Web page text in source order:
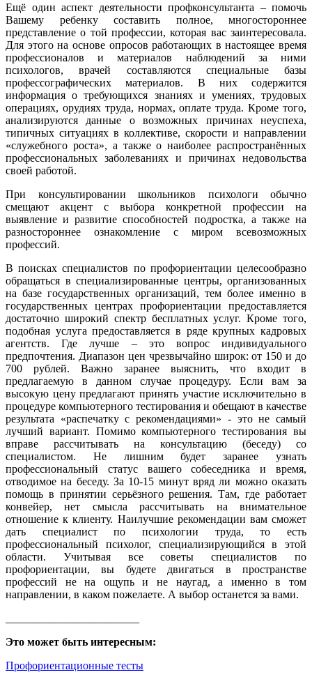
Ещё один аспект деятельности профконсультанта – помочь
Вашему ребенку составить полное, многостороннее
представление о той профессии, которая вас заинтересовала.
Для этого на основе опросов работающих в настоящее время
профессионалов и материалов наблюдений за ними
психологов, врачей составляются специальные базы
профессографических материалов. В них содержится
информация о требующихся знаниях и умениях, трудовых
операциях, орудиях труда, нормах, оплате труда. Кроме того,
анализируются данные о возможных причинах неуспеха,
типичных ситуациях в коллективе, скорости и направлении
«служебного роста», а также о наиболее распространённых
профессиональных заболеваниях и причинах недовольства
своей работой.
При консультировании школьников психологи обычно
смещают акцент с выбора конкретной профессии на
выявление и развитие способностей подростка, а также на
разностороннее ознакомление с миром всевозможных
профессий.
В поисках специалистов по профориентации целесообразно
обращаться в специализированные центры, организованных
на базе государственных организаций, тем более именно в
государственных центрах профориентации предоставляется
достаточно широкий спектр бесплатных услуг. Кроме того,
подобная услуга предоставляется в ряде крупных кадровых
агентств. Где лучше – это вопрос индивидуального
предпочтения. Диапазон цен чрезвычайно широк: от 150 и до
700 рублей. Важно заранее выяснить, что входит в
предлагаемую в данном случае процедуру. Если вам за
высокую цену предлагают принять участие исключительно в
процедуре компьютерного тестирования и обещают в качестве
результата «распечатку с рекомендациями» - это не самый
лучший вариант. Помимо компьютерного тестирования вы
вправе рассчитывать на консультацию (беседу) со
специалистом. Не лишним будет заранее узнать
профессиональный статус вашего собеседника и время,
отводимое на беседу. За 10-15 минут вряд ли можно оказать
помощь в принятии серьёзного решения. Там, где работает
конвейер, нет смысла рассчитывать на внимательное
отношение к клиенту. Наилучшие рекомендации вам сможет
дать специалист по психологии труда, то есть
профессиональный психолог, специализирующийся в этой
области. Учитывая все советы специалистов по
профориентации, вы будете двигаться в пространстве
профессий не на ощупь и не наугад, а именно в том
направлении, в каком пожелаете. А выбор останется за вами.
Это может быть интересным:
Профориентационные тесты